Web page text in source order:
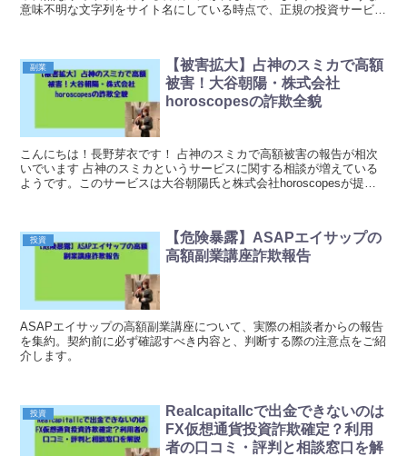
意味不明な文字列をサイト名にしている時点で、正規の投資サービス
副業
【被害拡大】占神のスミカで高額
被害！大谷朝陽・株式会社
horoscopesの詐欺全貌
こんにちは！長野芽衣です！ 占神のスミカで高額被害の報告が相次
いでいます 占神のスミカというサービスに関する相談が増えている
ようです。このサービスは大谷朝陽氏と株式会社horoscopesが提供
投資
【危険暴露】ASAPエイサップの
高額副業講座詐欺報告
ASAPエイサップの高額副業講座について、実際の相談者からの報告
を集約。契約前に必ず確認すべき内容と、判断する際の注意点をご紹
介します。
投資
Realcapitallcで出金できないのは
FX仮想通貨投資詐欺確定？利用
者の口コミ・評判と相談窓口を解